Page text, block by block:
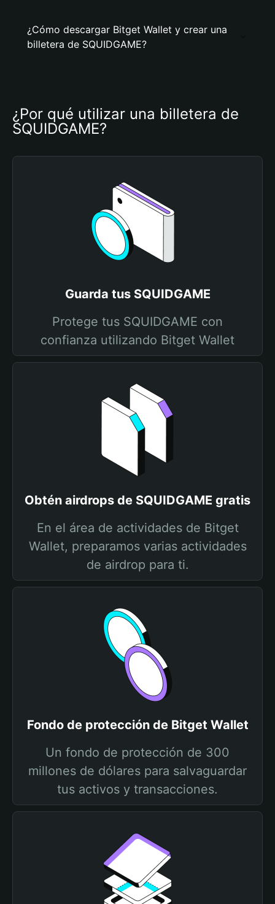
¿Cómo descargar Bitget Wallet y crear una
billetera de SQUIDGAME?
¿Por qué utilizar una billetera de
SQUIDGAME?
Guarda tus SQUIDGAME
Protege tus SQUIDGAME con
confianza utilizando Bitget Wallet
Obtén airdrops de SQUIDGAME gratis
En el área de actividades de Bitget
Wallet, preparamos varias actividades
de airdrop para ti.
Fondo de protección de Bitget Wallet
Un fondo de protección de 300
millones de dólares para salvaguardar
tus activos y transacciones.